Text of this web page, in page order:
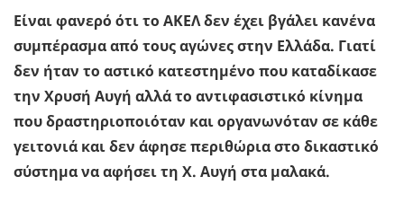
Είναι φανερό ότι το ΑΚΕΛ δεν έχει βγάλει κανένα
συμπέρασμα από τους αγώνες στην Ελλάδα. Γιατί
δεν ήταν το αστικό κατεστημένο που καταδίκασε
την Χρυσή Αυγή αλλά το αντιφασιστικό κίνημα
που δραστηριοποιόταν και οργανωνόταν σε κάθε
γειτονιά και δεν άφησε περιθώρια στο δικαστικό
σύστημα να αφήσει τη Χ. Αυγή στα μαλακά.